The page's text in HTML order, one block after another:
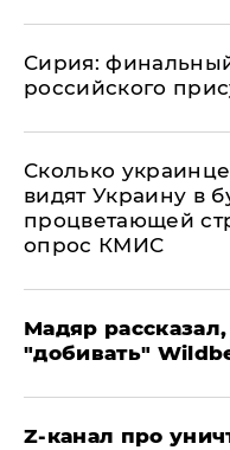
​Сирия:
российского
Сколько
видят Украину в
процветающей
опрос КМИС
Мадяр
"добивать"
Z-канал про